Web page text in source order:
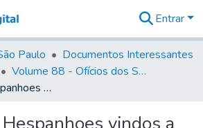
&
Coleções
Tudo na
Biblioteca
Entrar
Paulo
Documentos Interessantes
Volume 88 - Ofícios dos Senhores Governadores Interinos da Capitania de São Paulo (1817- 1819)
Relação dos Hespanhoes vindos a esta Capitania com Passaporte Regio General da de Goiaz e que seguem para a Corte do Rio de Janeiro